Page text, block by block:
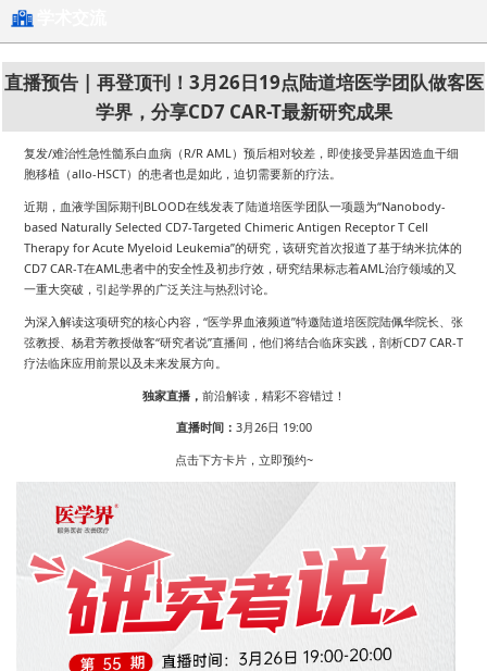
直播预告 | 再登顶刊！3月26日19点陆道培医学团队做客医
学界，分享CD7 CAR-T最新研究成果
复发/难治性急性髓系白血病（R/R AML）预后相对较差，即使接受异基因造血干细
胞移植（allo-HSCT）的患者也是如此，迫切需要新的疗法。
近期，血液学国际期刊BLOOD在线发表了陆道培医学团队一项题为“Nanobody-
based Naturally Selected CD7-Targeted Chimeric Antigen Receptor T Cell
Therapy for Acute Myeloid Leukemia”的研究，该研究首次报道了基于纳米抗体的
CD7 CAR-T在AML患者中的安全性及初步疗效，研究结果标志着AML治疗领域的又
一重大突破，引起学界的广泛关注与热烈讨论。
为深入解读这项研究的核心内容，“医学界血液频道”特邀陆道培医院陆佩华院长、张
弦教授、杨君芳教授做客“研究者说”直播间，他们将结合临床实践，剖析CD7 CAR-T
疗法临床应用前景以及未来发展方向。
独家直播， 前沿解读，精彩不容错过！
直播时间： 3月26日 19:00
点击下方卡片，立即预约~